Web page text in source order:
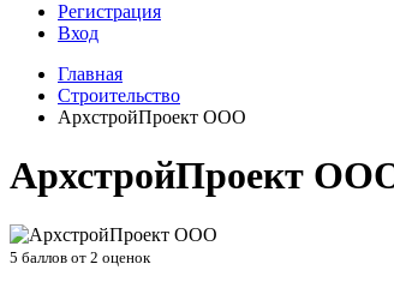
Регистрация
Вход
Главная
Строительство
АрхстройПроект ООО
АрхстройПроект
5 баллов от 2 оценок